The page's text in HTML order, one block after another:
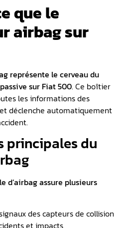
que le
airbag sur
représente le cerveau du
sur Fiat 500. Ce boîtier
les informations des
déclenche automatiquement
principales du
d’airbag assure plusieurs
des capteurs de collision
et impacts